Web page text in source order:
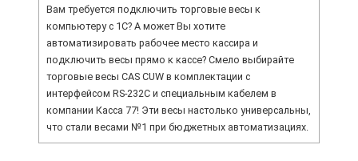
Вам требуется подключить торговые весы к
компьютеру с 1С? А может Вы хотите
автоматизировать рабочее место кассира и
подключить весы прямо к кассе? Смело выбирайте
торговые весы CAS CUW в комплектации с
интерфейсом RS-232C и специальным кабелем в
компании Касса 77! Эти весы настолько универсальны,
что стали весами №1 при бюджетных автоматизациях.